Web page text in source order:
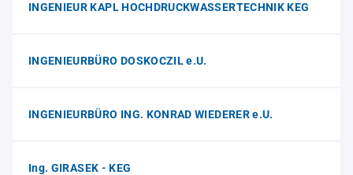
INGENIEUR KAPL HOCHDRUCKWASSERTECHNIK KEG
INGENIEURBÜRO DOSKOCZIL e.U.
INGENIEURBÜRO ING. KONRAD WIEDERER e.U.
Ing. GIRASEK - KEG